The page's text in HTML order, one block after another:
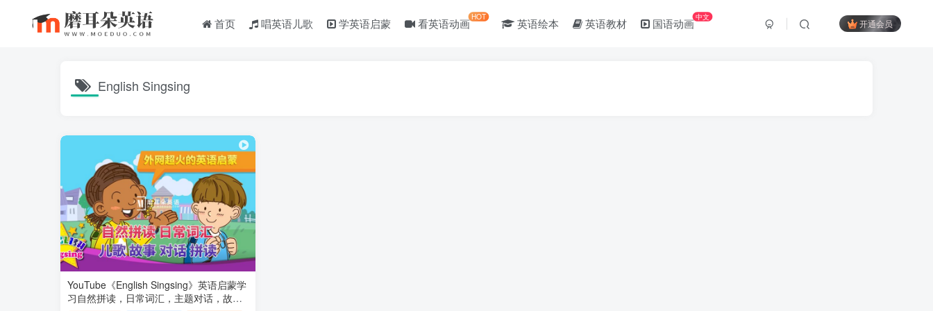
首页 唱英语儿歌 学英语启蒙 看英语动画HOT 英语绘本 英语教材 国语动画中文
开通会员
English Singsing
YouTube《English Singsing》英语启蒙学
习自然拼读，日常词汇，主题对话，故事